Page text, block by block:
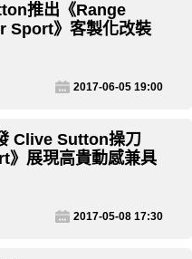
推出《Range
Sport》客製化改裝
2017-06-05 19:00
Clive Sutton操刀
》展現高貴動感兼具
2017-05-08 17:30